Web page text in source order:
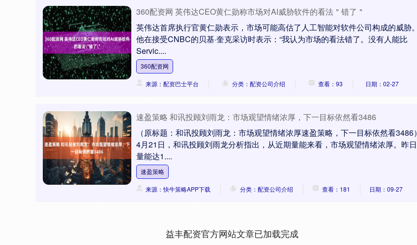
360配资网 英伟达CEO黄仁勋称市场对AI威胁软件的看法＂错了＂
英伟达首席执行官黄仁勋表示，市场可能高估了人工智能对软件公司构成的威胁。
他在接受CNBC的贝基·奎克采访时表示：“我认为市场的看法错了。没有人能比
Servic....
360配资网
来源：配资巴士平台 分类：配资公司介绍 查看：93 日期：02-27
速盈策略 和讯投顾刘雨龙：市场观望情绪浓厚，下一目标依然看3486
（原标题：和讯投顾刘雨龙：市场观望情绪浓厚速盈策略，下一目标依然看3486）
4月21日，和讯投顾刘雨龙分析指出，从近期量能来看，市场观望情绪浓厚。昨日
量能达1....
速盈策略
来源：快牛策略APP下载 分类：配资公司介绍 查看：181 日期：09-27
益丰配资官方网站文章已加载完成
深证成指 14311.01 200.89 1.42% 沪深300 4694.44